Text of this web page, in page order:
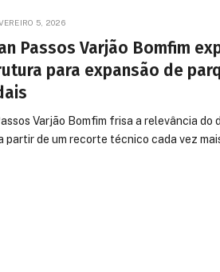
5, 2026
Passos Varjão Bomfim
para expansão de
Varjão Bomfim frisa a relevância
partir de um recorte técnico cada vez